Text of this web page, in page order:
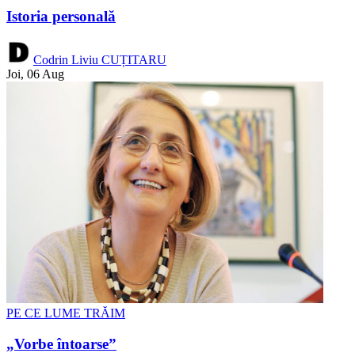
Istoria personală
Codrin Liviu CUȚITARU
Joi, 06 Aug
PE CE LUME TRĂIM
„Vorbe întoarse”